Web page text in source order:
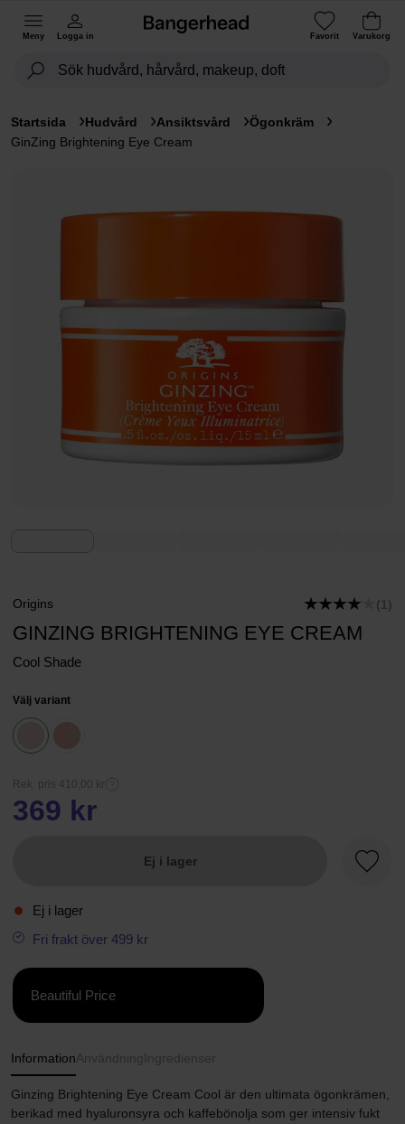
Meny Logga in Favorit Varukorg
Startsida Hudvård Ansiktsvård
Ögonkräm
GinZing Brightening Eye Cream
Origins (1)
GINZING BRIGHTENING EYE CREAM
Cool Shade
Välj variant
Rek. pris 410,00 kr
369 kr
Ej i lager
Ej i lager
Fri frakt över 499 kr
Beautiful Price
InformationAnvändning Ingredienser
Ginzing Brightening Eye Cream Cool är den ultimata ögonkrämen,
berikad med hyaluronsyra och kaffebönolja som ger intensiv fukt